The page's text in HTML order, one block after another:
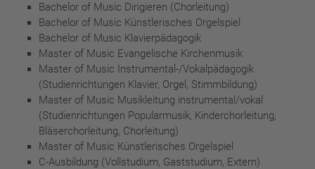
Bachelor of Music Dirigieren (Chorleitung)
Bachelor of Music Künstlerisches Orgelspiel
Bachelor of Music Klavierpädagogik
Master of Music Evangelische Kirchenmusik
Master of Music Instrumental-/Vokalpädagogik
(Studienrichtungen Klavier, Orgel, Stimmbildung)
Master of Music Musikleitung instrumental/vokal
(Studienrichtungen Popularmusik, Kinderchorleitung,
Bläserchorleitung, Chorleitung)
Master of Music Künstlerisches Orgelspiel
C-Ausbildung (Vollstudium, Gaststudium, Extern)